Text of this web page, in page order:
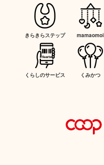
きらきらステップ mamaomoi
くらしのサービス くみかつ